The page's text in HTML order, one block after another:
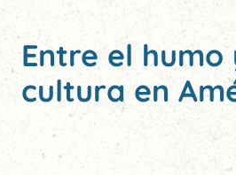
Entre el
cultura en